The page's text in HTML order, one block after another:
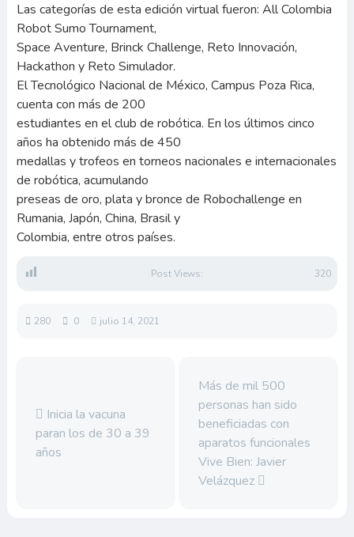
Las categorías de esta edición virtual fueron: All Colombia
Robot Sumo Tournament,
Space Aventure, Brinck Challenge, Reto Innovación,
Hackathon y Reto Simulador.
El Tecnológico Nacional de México, Campus Poza Rica,
cuenta con más de 200
estudiantes en el club de robótica. En los últimos cinco
años ha obtenido más de 450
medallas y trofeos en torneos nacionales e internacionales
de robótica, acumulando
preseas de oro, plata y bronce de Robochallenge en
Rumania, Japón, China, Brasil y
Colombia, entre otros países.
Post Views: 320
280 0 julio 14, 2021
Inicia la vacuna
paran los de 30 a 39
años
Más de mil 500
personas han sido
beneficiadas con
aparatos funcionales
Vive Bien: Javier
Velázquez